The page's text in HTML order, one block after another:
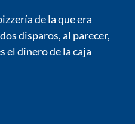
de la que era
disparos, al parecer,
el dinero de la caja